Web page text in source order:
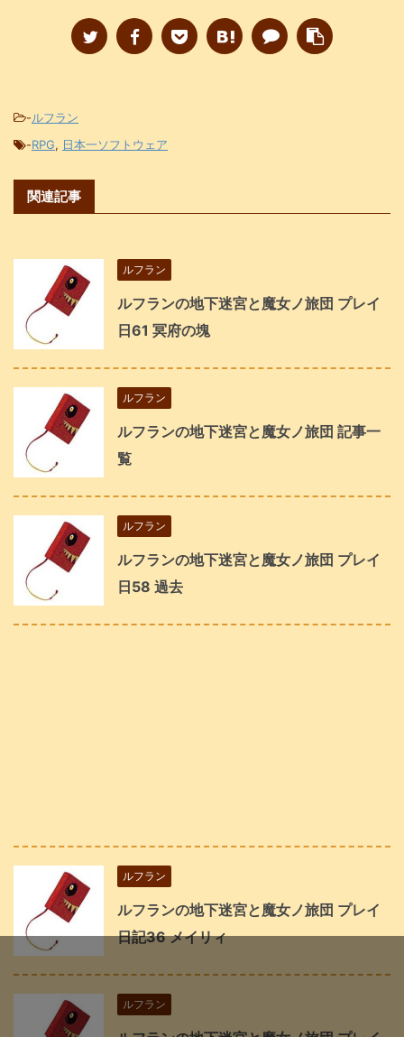
-ルフラン
-RPG, 日本一ソフトウェア
関連記事
ルフラン
ルフランの地下迷宮と魔女ノ旅団 プレイ
日61 冥府の塊
ルフラン
ルフランの地下迷宮と魔女ノ旅団 記事一
覧
ルフラン
ルフランの地下迷宮と魔女ノ旅団 プレイ
日58 過去
ルフラン
ルフランの地下迷宮と魔女ノ旅団 プレイ
日記36 メイリィ
ルフラン